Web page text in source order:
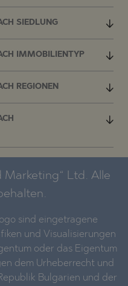
SIEDLUNG
IMMOBILIENTYP
REGIONEN
Marketing“ Ltd. Alle
sind eingetragene
und Visualisierungen
oder das Eigentum
dem Urheberrecht und
Bulgarien und der